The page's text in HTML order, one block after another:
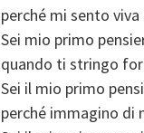
perché mi sento
Sei mio primo
quando ti stringo
Sei il mio primo
perché immagino di